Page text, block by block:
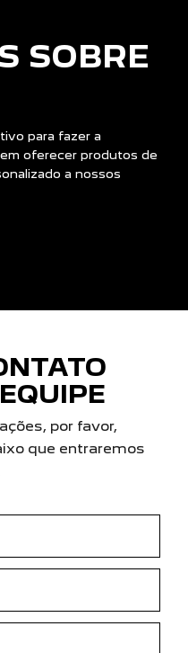
SOBRE
para fazer a
oferecer produtos de
a nossos
por favor,
que entraremos